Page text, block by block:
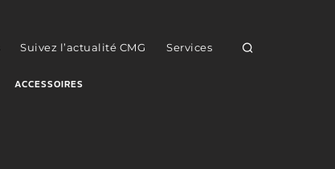
Suivez l’actualité CMG Services
ACCESSOIRES